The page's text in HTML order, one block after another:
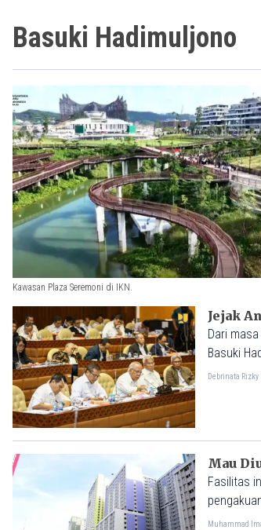
Basuki Hadimuljono
Kawasan Plaza Seremoni di IKN.
Jejak
Dari masa
Basuki
Debrinata Rizky
Mau
Fasilitas
Muhammad